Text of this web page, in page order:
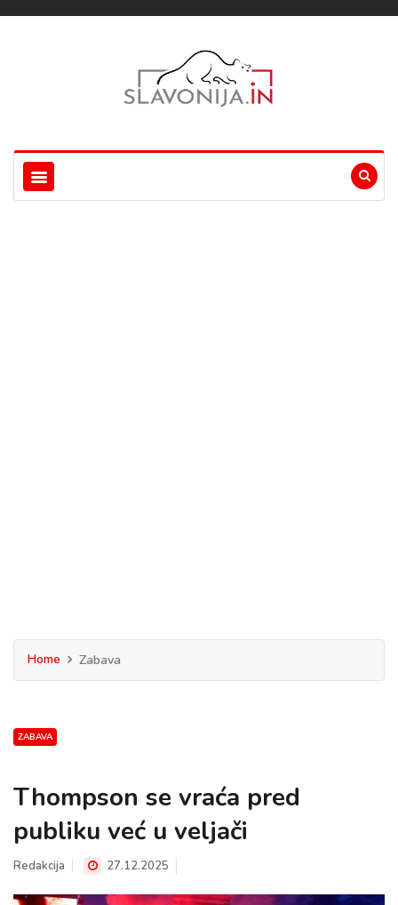
Home Zabava
ZABAVA
Thompson se vraća pred
publiku već u veljači
Redakcija 27.12.2025